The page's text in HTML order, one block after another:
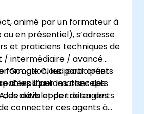
animé par un formateur à
en présentiel), s’adresse
et praticiens techniques de
/ intermédiaire / avancé
Google Cloud pour créer
d’automatiser des
des outils et de traiter des
formation, les participants
d’expliquer les concepts
de développer des agents
connecter ces agents à